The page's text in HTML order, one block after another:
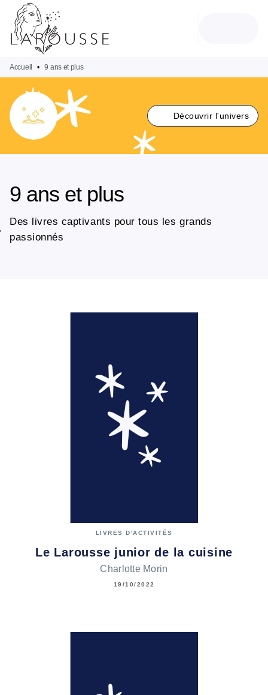
MENU
PIED DE PAGE
Accueil • 9 ans et plus
Découvrir l'univers
9 ans et plus
Des livres captivants pour tous les grands
passionnés
LIVRES D'ACTIVITÉS
Le Larousse junior de la cuisine
Charlotte Morin
19/10/2022